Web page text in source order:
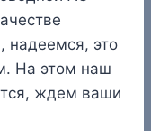
надеемся, это
На этом наш
ждем ваши